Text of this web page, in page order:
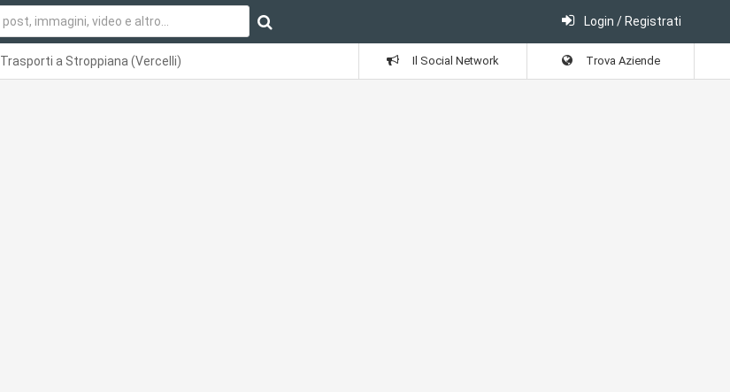
Login / Registrati
Trasporti a Stroppiana (Vercelli) Il Social Network Trova Aziende